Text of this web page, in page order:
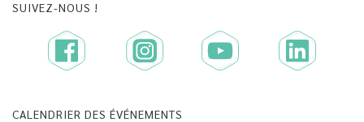
SUIVEZ-NOUS !
CALENDRIER DES ÉVÉNEMENTS